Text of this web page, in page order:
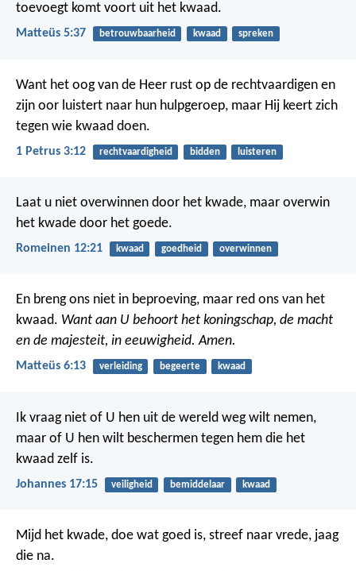
toevoegt komt voort uit het kwaad.
Matteüs 5:37 betrouwbaarheid kwaad spreken
Want het oog van de Heer rust op de rechtvaardigen en
zijn oor luistert naar hun hulpgeroep, maar Hij keert zich
tegen wie kwaad doen.
1 Petrus 3:12 rechtvaardigheid bidden luisteren
Laat u niet overwinnen door het kwade, maar overwin
het kwade door het goede.
Romeinen 12:21 kwaad goedheid overwinnen
En breng ons niet in beproeving, maar red ons van het
kwaad. Want aan U behoort het koningschap, de macht
en de majesteit, in eeuwigheid. Amen.
Matteüs 6:13 verleiding begeerte kwaad
Ik vraag niet of U hen uit de wereld weg wilt nemen,
maar of U hen wilt beschermen tegen hem die het
kwaad zelf is.
Johannes 17:15 veiligheid bemiddelaar kwaad
Mijd het kwade, doe wat goed is, streef naar vrede, jaag
die na.